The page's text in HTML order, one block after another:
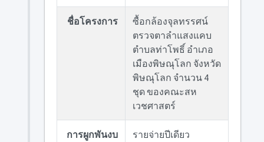
ชื่อโครงการ
ซื้อกล้องจุลทรรศน์
ตรวจตาลำแสงแคบ
ตำบลท่าโพธิ์ อำเภอ
เมืองพิษณุโลก จังหวัด
พิษณุโลก จำนวน 4
ชุด ของคณะสห
เวชศาสตร์
การผูกพันงบ
รายจ่ายปีเดียว